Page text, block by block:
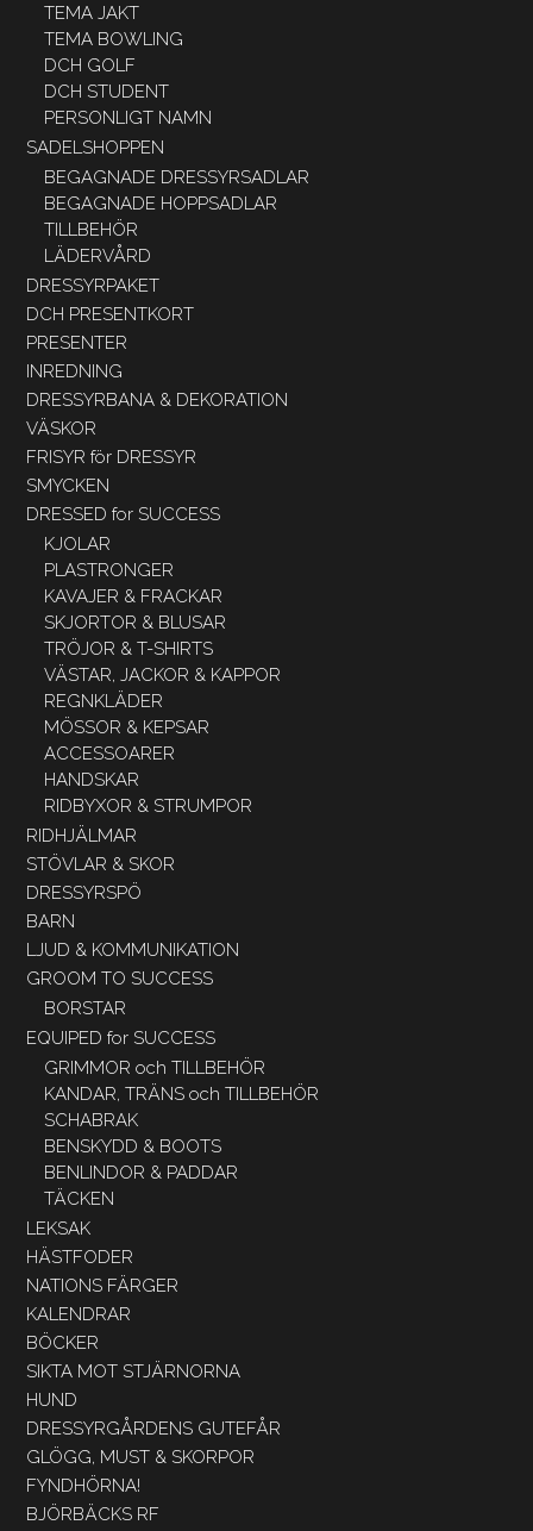
TEMA JAKT
TEMA BOWLING
DCH GOLF
DCH STUDENT
PERSONLIGT NAMN
SADELSHOPPEN
BEGAGNADE DRESSYRSADLAR
BEGAGNADE HOPPSADLAR
TILLBEHÖR
LÄDERVÅRD
DRESSYRPAKET
DCH PRESENTKORT
PRESENTER
INREDNING
DRESSYRBANA & DEKORATION
VÄSKOR
FRISYR för DRESSYR
SMYCKEN
DRESSED for SUCCESS
KJOLAR
PLASTRONGER
KAVAJER & FRACKAR
SKJORTOR & BLUSAR
TRÖJOR & T-SHIRTS
VÄSTAR, JACKOR & KAPPOR
REGNKLÄDER
MÖSSOR & KEPSAR
ACCESSOARER
HANDSKAR
RIDBYXOR & STRUMPOR
RIDHJÄLMAR
STÖVLAR & SKOR
DRESSYRSPÖ
BARN
LJUD & KOMMUNIKATION
GROOM TO SUCCESS
BORSTAR
EQUIPED for SUCCESS
GRIMMOR och TILLBEHÖR
KANDAR, TRÄNS och TILLBEHÖR
SCHABRAK
BENSKYDD & BOOTS
BENLINDOR & PADDAR
TÄCKEN
LEKSAK
HÄSTFODER
NATIONS FÄRGER
KALENDRAR
BÖCKER
SIKTA MOT STJÄRNORNA
HUND
DRESSYRGÅRDENS GUTEFÅR
GLÖGG, MUST & SKORPOR
FYNDHÖRNA!
BJÖRBÄCKS RF